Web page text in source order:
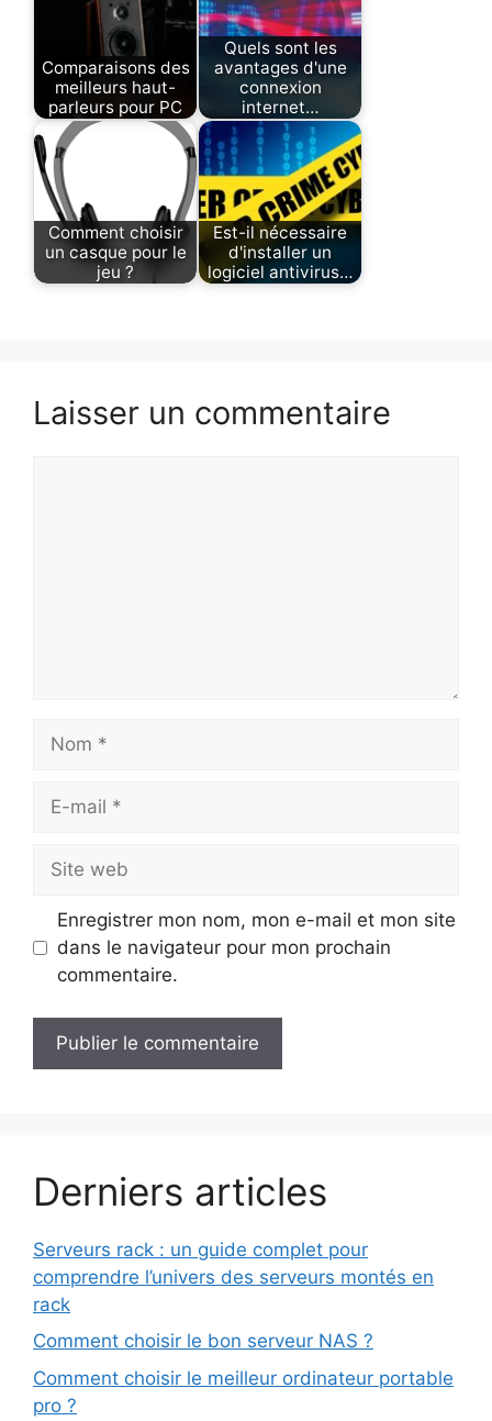
Comparaisons des
meilleurs haut-
parleurs pour PC
Quels sont les
avantages d'une
connexion
internet…
Comment choisir
un casque pour le
jeu ?
Est-il nécessaire
d'installer un
logiciel antivirus…
Laisser un commentaire
Nom
Site
web
Enregistrer mon nom, mon e-mail et mon site
dans le navigateur pour mon prochain
commentaire.
Derniers articles
Serveurs rack : un guide complet pour
comprendre l’univers des serveurs montés en
rack
Comment choisir le bon serveur NAS ?
Comment choisir le meilleur ordinateur portable
pro ?